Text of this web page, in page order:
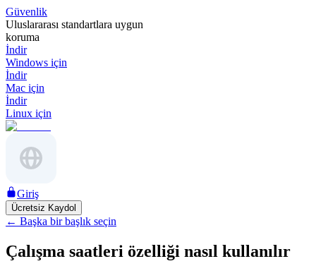
Güvenlik
Uluslararası standartlara uygun
koruma
İndir
Windows için
İndir
Mac için
İndir
Linux için
Giriş
Ücretsiz Kaydol
← Başka bir başlık seçin
Çalışma saatleri özelliği nasıl kullanılır